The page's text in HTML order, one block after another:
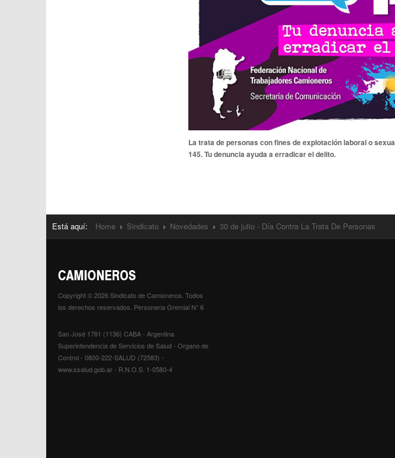
La trata de personas con fines de explotación laboral o
145. Tu denuncia ayuda a erradicar el delito.
Está aquí: Home Sindicato Novedades 30 de julio - Día Contra La Trata De Personas
Copyright © 2026 Sindicato de Camioneros. Todos
los derechos reservados. Personeria Gremial N° 6
San José 1781 (1136) CABA - Argentina
Superintendencia de Servicios de Salud - Organo de
Control - 0800-222-SALUD (72583) -
www.ssalud.gob.ar - R.N.O.S. 1-0580-4